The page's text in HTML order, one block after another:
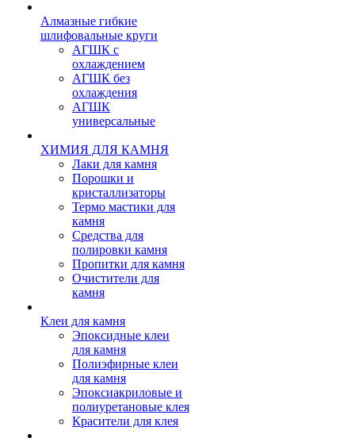
Алмазные гибкие
шлифовальные круги
АГШК с
охлаждением
АГШК без
охлаждения
АГШК
универсальные
ХИМИЯ ДЛЯ КАМНЯ
Лаки для камня
Порошки и
кристаллизаторы
Термо мастики для
камня
Средства для
полировки камня
Пропитки для камня
Очистители для
камня
Клеи для камня
Эпоксидные клеи
для камня
Полиэфирные клеи
для камня
Эпоксиакриловые и
полиуретановые клея
Красители для клея